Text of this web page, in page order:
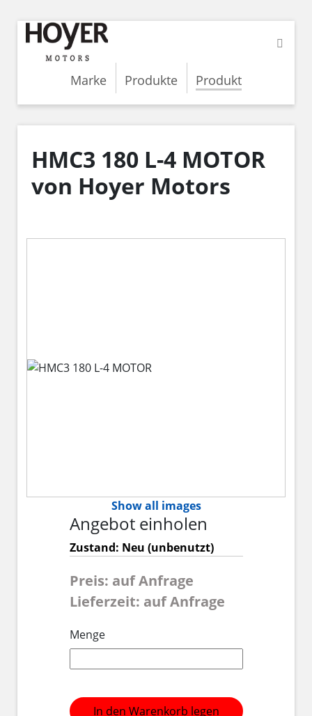
Marke Produkte Produkt
HMC3 180 L-4 MOTOR
von Hoyer Motors
Show all images
Angebot einholen
Zustand: Neu (unbenutzt)
Preis: auf Anfrage
Lieferzeit: auf Anfrage
Menge
In den Warenkorb legen